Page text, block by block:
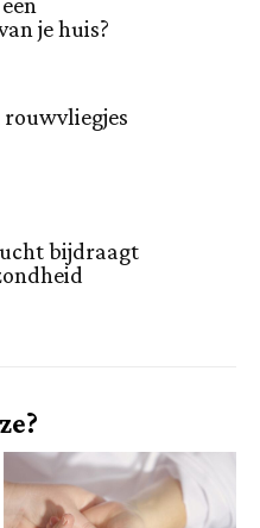
je huis?
rouwvliegjes
bijdraagt